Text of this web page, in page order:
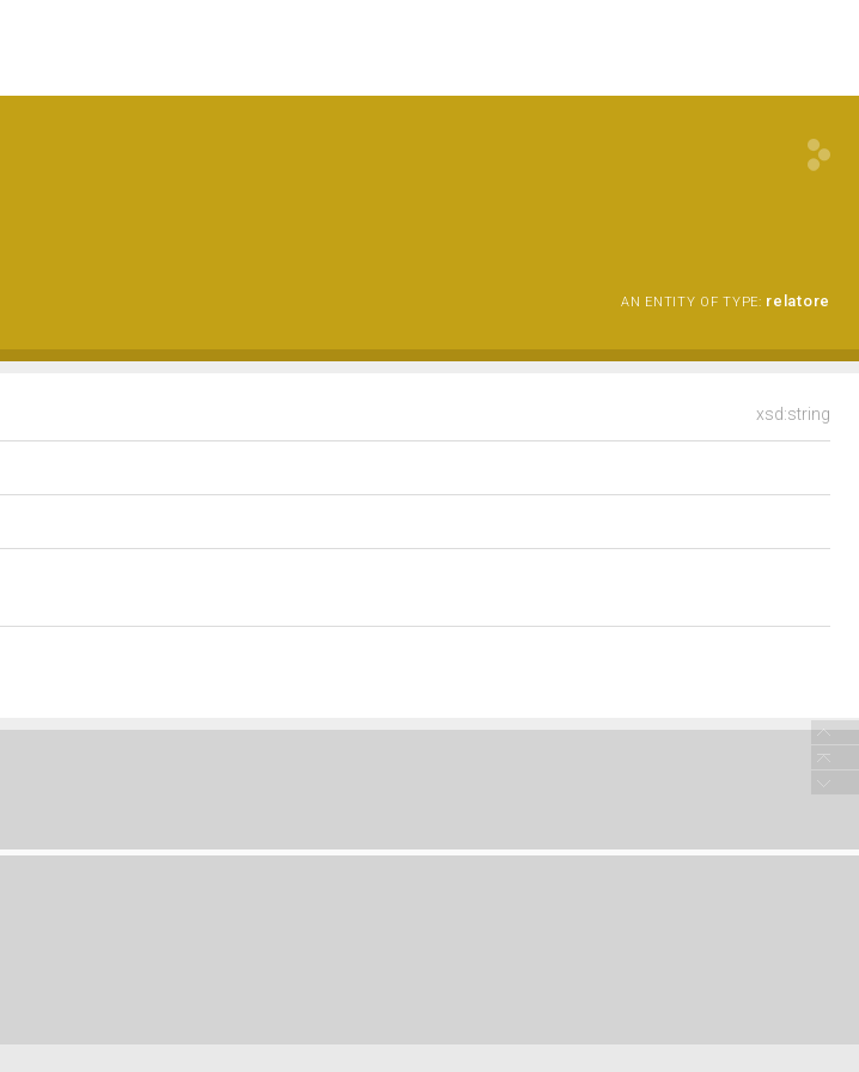
AN ENTITY OF TYPE: relatore
xsd:string